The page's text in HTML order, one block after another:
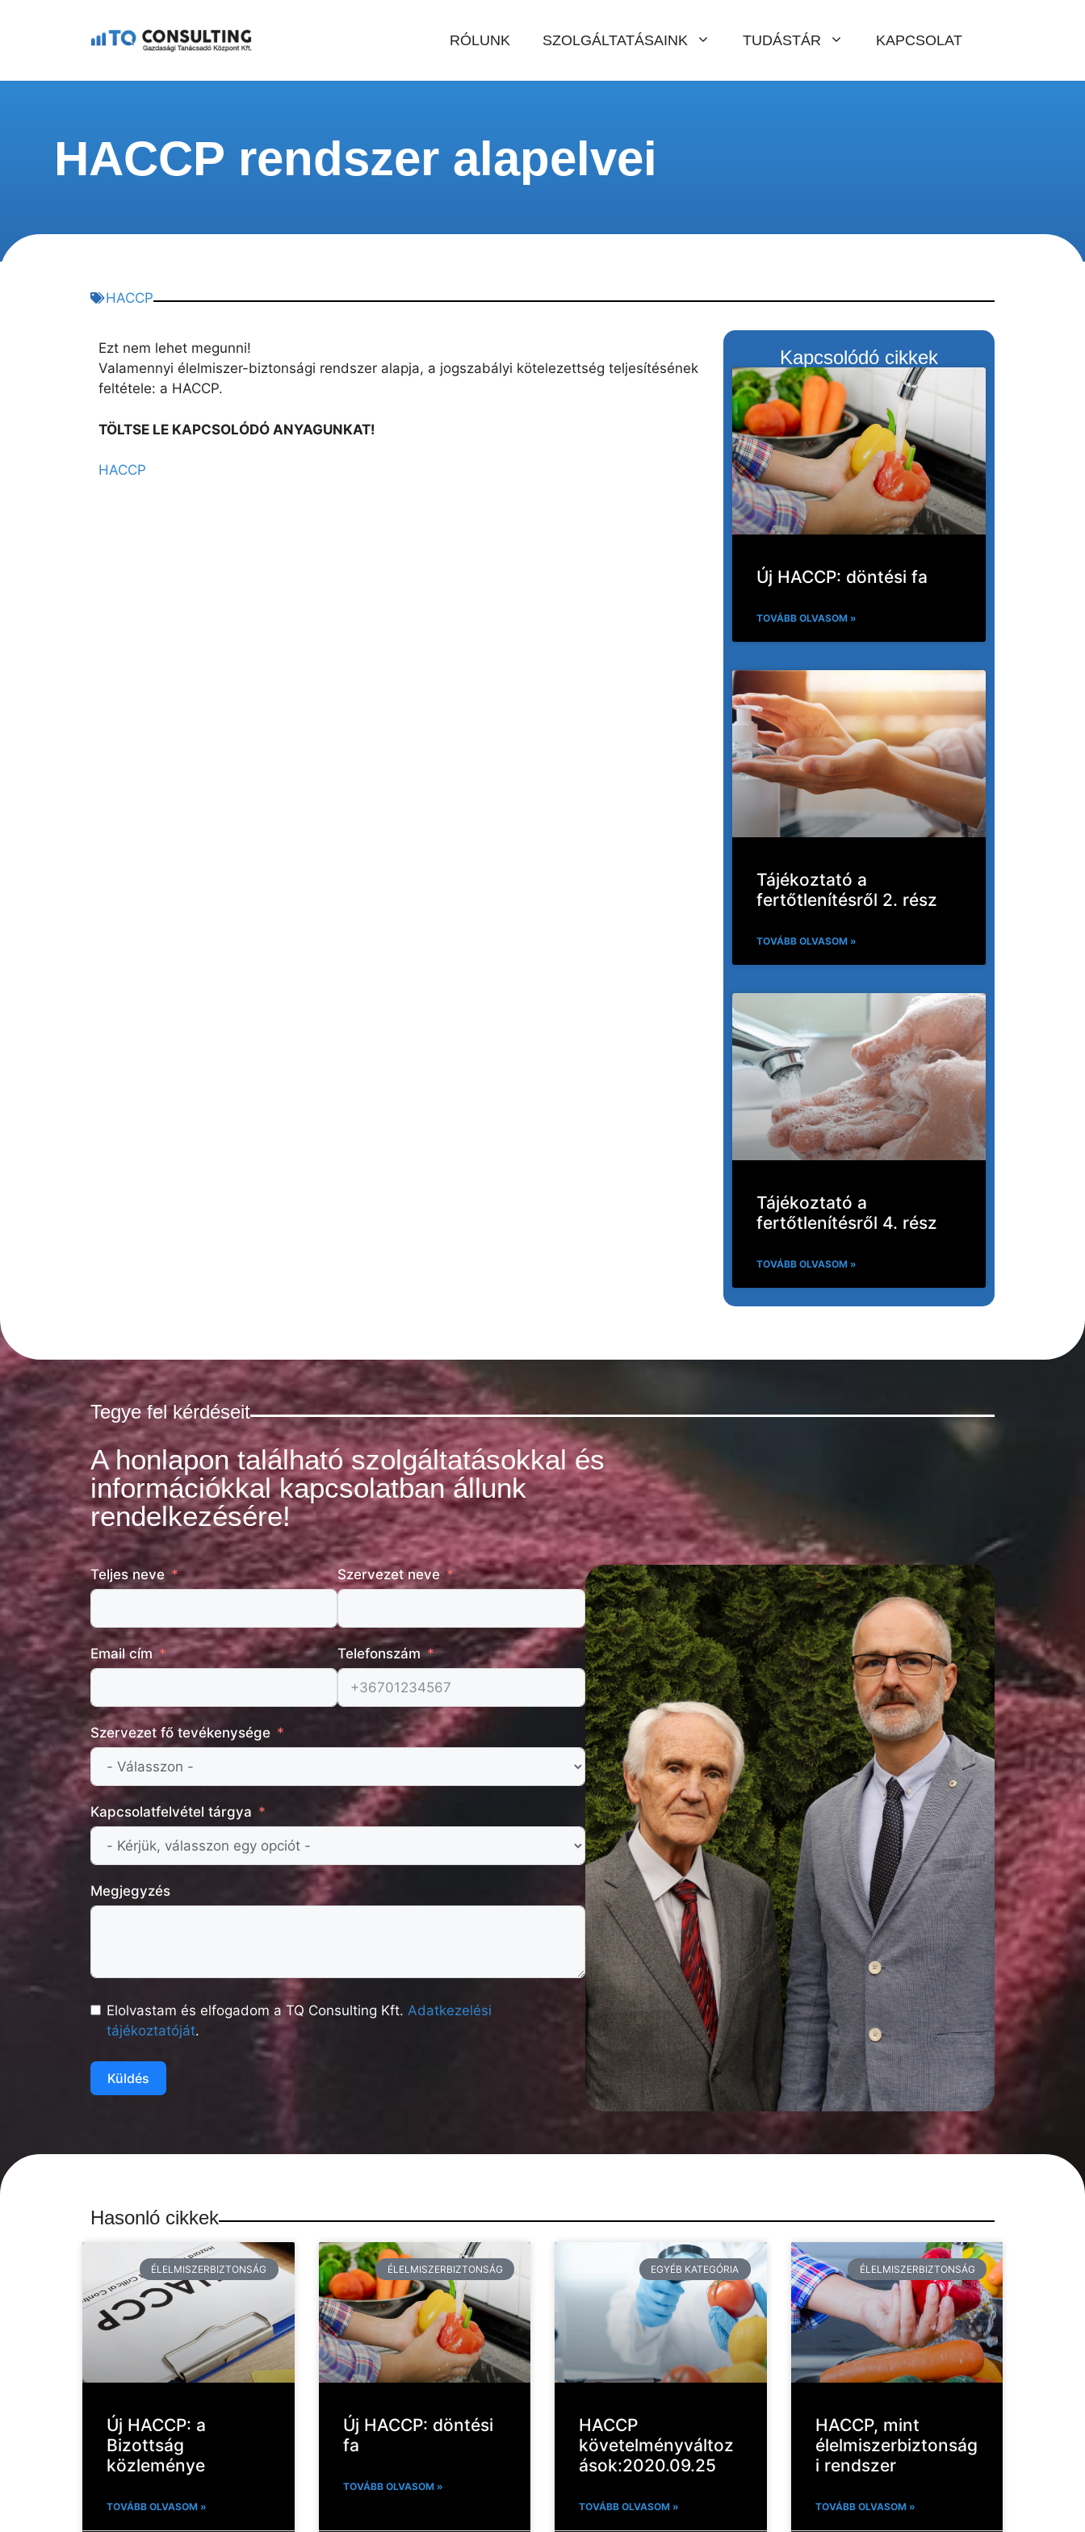
RÓLUNK SZOLGÁLTATÁSAINK TUDÁSTÁR KAPCSOLAT
HACCP rendszer alapelvei
HACCP
Ezt nem lehet megunni!
Valamennyi élelmiszer-biztonsági rendszer alapja, a jogszabályi kötelezettség teljesítésének
feltétele: a HACCP.
TÖLTSE LE KAPCSOLÓDÓ ANYAGUNKAT!
HACCP
Kapcsolódó cikkek
Új HACCP: döntési fa
TOVÁBB OLVASOM »
Tájékoztató a
fertőtlenítésről 2. rész
TOVÁBB OLVASOM »
Tájékoztató a
fertőtlenítésről 4. rész
TOVÁBB OLVASOM »
Tegye fel kérdéseit
A honlapon található szolgáltatásokkal és
információkkal kapcsolatban állunk
rendelkezésére!
Teljes neve Szervezet neve
Email cím Telefonszám
Szervezet fő tevékenysége
Kapcsolatfelvétel tárgya
Megjegyzés
Elolvastam és elfogadom a TQ Consulting Kft. Adatkezelési
tájékoztatóját.
Küldés
Hasonló cikkek
ÉLELMISZERBIZTONSÁG
Új HACCP: a
Bizottság
közleménye
TOVÁBB OLVASOM »
ÉLELMISZERBIZTONSÁG
Új HACCP: döntési
fa
TOVÁBB OLVASOM »
EGYÉB KATEGÓRIA
HACCP
követelményváltoz
ások:2020.09.25
TOVÁBB OLVASOM »
ÉLELMISZERBIZTONSÁG
HACCP, mint
élelmiszerbiztonság
i rendszer
TOVÁBB OLVASOM »